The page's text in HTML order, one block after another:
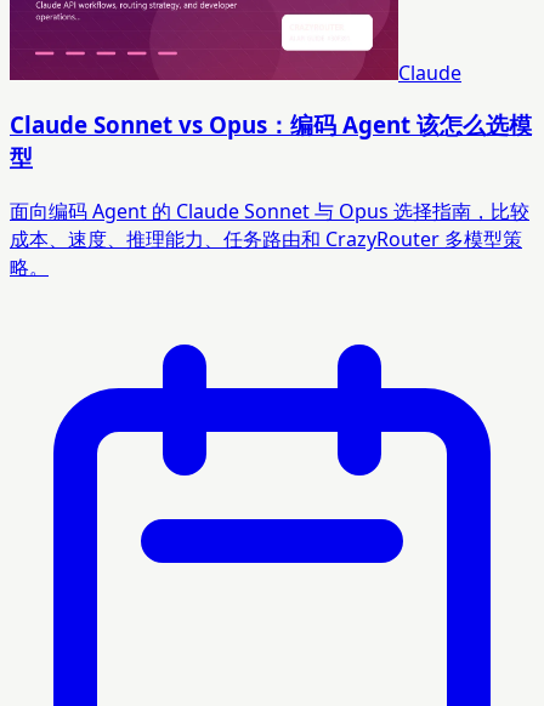
Claude
Claude Sonnet vs Opus：编码 Agent 该怎么选模
型
面向编码 Agent 的 Claude Sonnet 与 Opus 选择指南，比较
成本、速度、推理能力、任务路由和 CrazyRouter 多模型策
略。